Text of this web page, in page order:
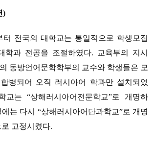
)
터 전국의 대학교는 통일적으로 학생모집
학과 전공을 조절하였다. 교육부의 지시
동방언어문학학부의 교수와 학생들은 모
병되어 오직 러시아어 학과만 설치되었
는 “상해러시아어전문학교”로 개명하
는 다시 “상해러시아어단과학교”로 개명
고정시켰다.